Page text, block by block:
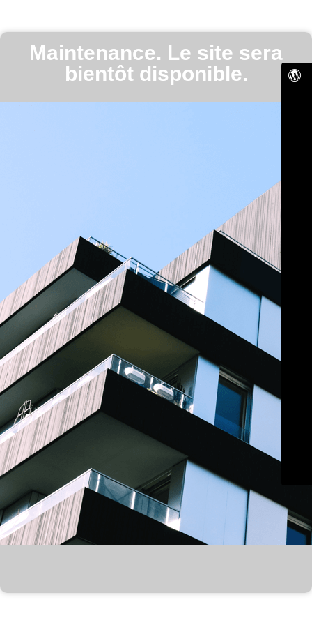
Maintenance. Le site sera
bientôt disponible.